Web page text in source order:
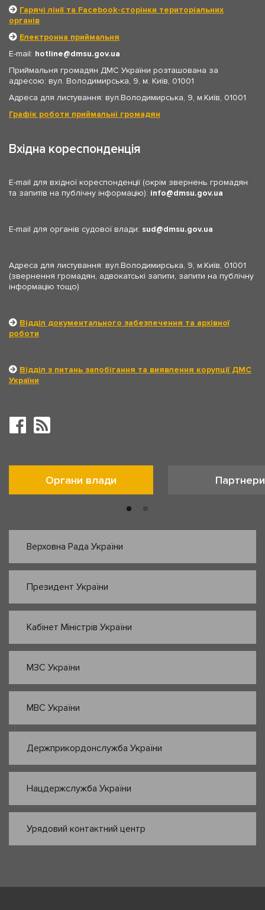
Гарячі лінії та Facebook-сторінки територіальних
органів
Електронна приймальня
E-mail: hotline
dmsu.gov.ua
Приймальня громадян ДМС України розташована за
адресою: вул. Володимирська, 9, м. Київ, 01001
Адреса для листування: вул.Володимирська, 9, м.Київ, 01001
Графік роботи приймальні громадян
Вхідна кореспонденція
E-mail для вхідної кореспонденції (окрім звернень громадян
та запитів на публічну інформацію): info dmsu.gov.ua
E-mail для органів судової влади: sud dmsu.gov.ua
Адреса для листування: вул.Володимирська, 9, м.Київ, 01001
(звернення громадян, адвокатські запити, запити на публічну
інформацію тощо)
Відділ документального забезпечення та архівної
роботи
Відділ з питань запобігання та виявлення корупції ДМС
України
Органи влади Партнери
Верховна Рада України
Президент України
Кабінет Міністрів України
МЗС України
МВС України
Держприкордонслужба України
Нацдержслужба України
Урядовий контактний центр